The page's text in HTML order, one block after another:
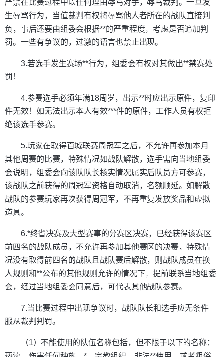
严禁在比赛过程中以任何理由辱骂对手，辱骂裁判。一旦发
生辱骂行为，当值裁判有权将辱骂他人者所在的战队直接判
负，事后还要由组委会根据**的严重程度，考虑是否追加判
罚。一些有争议的，过激的语言也禁止出现。
3.若选手发生赛场**行为，组委会有权对其做出**禁赛处
罚！
4.参赛选手必须年满18周岁，出示**时应出示原件，复印
件无效！如无法出示本人有效***件的原件，工作人员有权拒
绝该选手参赛。
5.玩家在取得百城联赛周冠军之后，不允许再参加本月
其他周赛的比赛，特殊情况如战队解散，选手需向当地组委
会说明，组委会向该队队长核实情况属实后队员方可参赛，
该战队之前获得的周冠军资格自动取消，名额顺延。如解散
战队的参赛玩家再次获得周冠军，不再重复发放奖品和虚拟
道具。
6.*终省决赛及大型赛事的分赛区决赛，已经获得该赛区
前四名的战队成员，不允许再参加其他赛区的决赛，特殊情
况没有取得前四名的战队且战队赛后解散，则战队成员在换
人规则和**公布的其他规则允许的情况下，提前联系当地组委
会，经过当地组委会同意后，可代表其他战队参赛。
7.当比赛过程中出现争议时，战队队长和选手应无条件
服从裁判判罚。
（1）不能使用的队伍名称包括，但不限于以下的名称：